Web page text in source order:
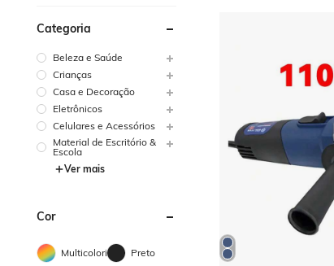
Categoria
Beleza e Saúde
Crianças
Casa e Decoração
Eletrônicos
Celulares e Acessórios
Material de Escritório &
Escola
Ver mais
Cor
Multicolorido Preto